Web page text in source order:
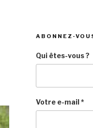
ABONNEZ-
Qui êtes-vous ?
Votre e-mail*